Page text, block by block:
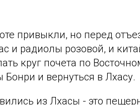
привыкли, но перед
и радиолы розовой, и
круг почета по
и вернуться в Лхасу.
из Лхасы - это